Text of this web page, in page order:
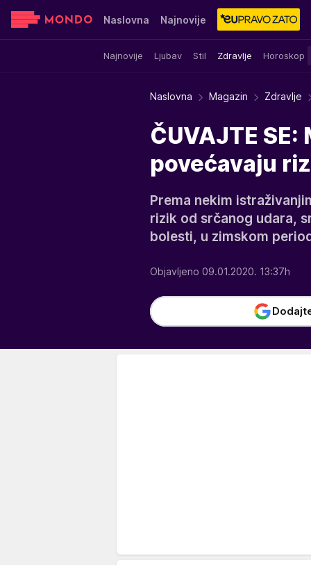
Naslovna Najnovije
Najnovije Ljubav Stil Zdravlje Horoskop
Sensa Stvar ukusa Yumama
Naslovna Magazin Zdravlje
ČUVAJTE
povećavaju
Prema nekim
rizik od srčanog udara,
bolesti, u zimskom
Objavljeno 09.01.2020. 13:37h